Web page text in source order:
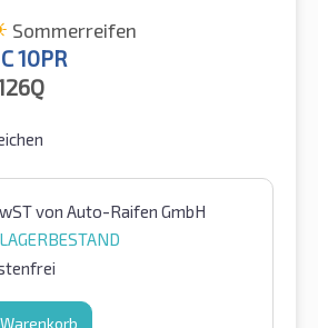
Sommerreifen
10PR
von Auto-Raifen GmbH
Warenkorb